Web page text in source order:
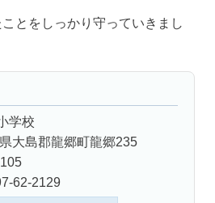
とをしっかり守っていきまし
学校
大島郡龍郷町龍郷235
62-2129